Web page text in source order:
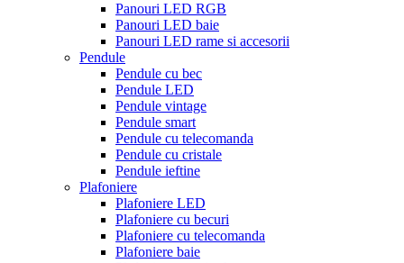
Panouri LED RGB
Panouri LED baie
Panouri LED rame si accesorii
Pendule
Pendule cu bec
Pendule LED
Pendule vintage
Pendule smart
Pendule cu telecomanda
Pendule cu cristale
Pendule ieftine
Plafoniere
Plafoniere LED
Plafoniere cu becuri
Plafoniere cu telecomanda
Plafoniere baie